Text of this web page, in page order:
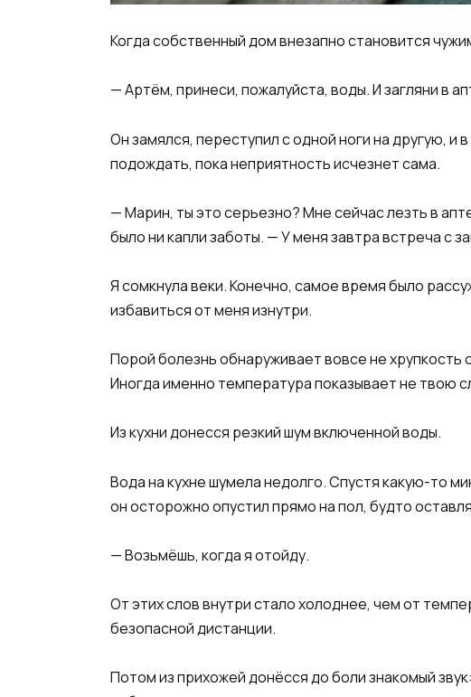
Когда собственный дом внезапно становится
— Артём, принеси, пожалуйста, воды. И загляни в
Он замялся, переступил с одной ноги на другую, и
подождать, пока неприятность исчезнет сама.
— Марин, ты это серьезно? Мне сейчас лезть в
было ни капли заботы. — У меня завтра встреча с
Я сомкнула веки. Конечно, самое время было
избавиться от меня изнутри.
Порой болезнь обнаруживает вовсе не хрупкость
Иногда именно температура показывает не твою
Из кухни донесся резкий шум включенной воды.
Вода на кухне шумела недолго. Спустя какую-то
он осторожно опустил прямо на пол, будто
— Возьмёшь, когда я отойду.
От этих слов внутри стало холоднее, чем от
безопасной дистанции.
Потом из прихожей донёсся до боли знакомый